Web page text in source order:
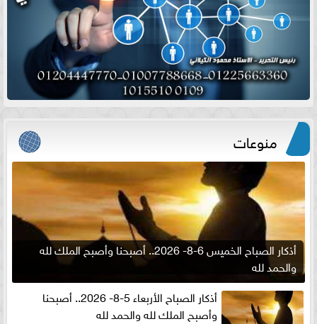
منوعات
أذكار الصباح الخميس 6-8- 2026.. أصبحنا وأصبح الملك لله
والحمد لله
أذكار الصباح الأربعاء 5-8- 2026.. أصبحنا
وأصبح الملك لله والحمد لله